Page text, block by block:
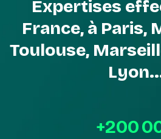
Expertises
France, à Paris,
Toulouse,
+200